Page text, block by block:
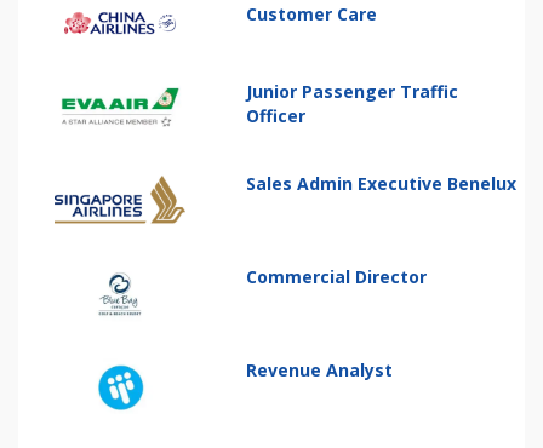
Customer Care
Junior Passenger Traffic
Officer
Sales Admin Executive Benelux
Commercial Director
Revenue Analyst